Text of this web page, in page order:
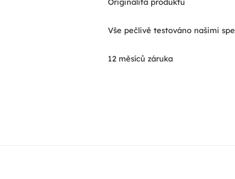
Vše pečlivě testováno našimi
12 měsíců záruka